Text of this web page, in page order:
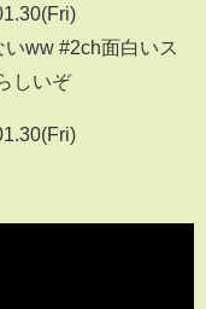
ww #2ch面白いス
しいぞ